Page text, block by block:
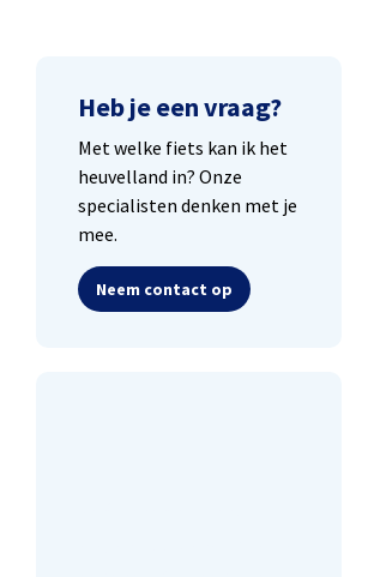
Heb je een vraag?
Met welke fiets kan ik het
heuvelland in? Onze
specialisten denken met je
mee.
Neem contact op